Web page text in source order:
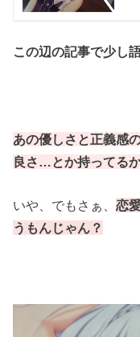
この辺の記事で少し
あの優しさと正義感
良さ…とか持ってるか
いや、でもさぁ、恋
うもんじゃん？